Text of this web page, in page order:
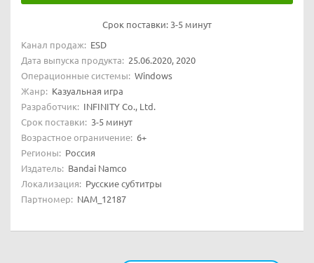
Срок поставки: 3-5 минут
Канал продаж: ESD
Дата выпуска продукта: 25.06.2020, 2020
Операционные системы: Windows
Жанр: Казуальная игра
Разработчик: INFINITY Co., Ltd.
Срок поставки: 3-5 минут
Возрастное ограничение: 6+
Регионы: Россия
Издатель: Bandai Namco
Локализация: Русские субтитры
Партномер: NAM_12187